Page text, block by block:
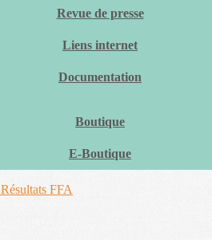
Revue de presse
Liens internet
Documentation
Boutique
E-Boutique
Résultats FFA